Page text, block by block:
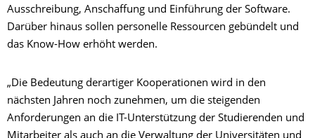
Ausschreibung, Anschaffung und Einführung der Software.
Darüber hinaus sollen personelle Ressourcen gebündelt und
das Know-How erhöht werden.
„Die Bedeutung derartiger Kooperationen wird in den
nächsten Jahren noch zunehmen, um die steigenden
Anforderungen an die IT-Unterstützung der Studierenden und